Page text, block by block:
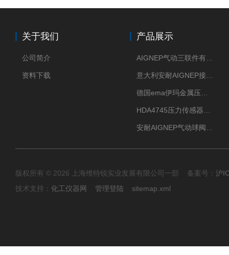
关于我们
公司简介
资料下载
产品展示
版权所有 © 2026 上海维特锐实业发展有限公司一部 备案号： 沪
技术支持： 化工仪器网 管理登陆 sitemap.xml